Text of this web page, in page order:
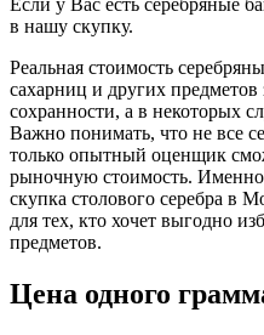
Если у Вас есть серебряные
в нашу скупку.
Реальная стоимость
сахарниц и других
сохранности, а в некоторых
Важно понимать, что не все
только опытный оценщик
рыночную стоимость.
скупка столового серебра в
для тех, кто хочет выгодно
предметов.
Цена одного